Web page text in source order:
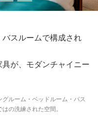
スルームで構成され
が、モダンチャイニー
ルーム・ベッドルーム・バス
の洗練された空間。